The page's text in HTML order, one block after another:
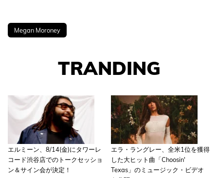
Megan Moroney
TRANDING
エルミーン、8/14(金)にタワーレ
コード渋谷店でのトークセッショ
ン＆サイン会が決定！
エラ・ラングレー、全米1位を獲得
した大ヒット曲「Choosin'
Texas」のミュージック・ビデオ